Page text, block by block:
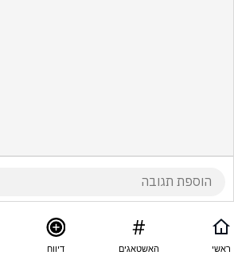
ראשי האשטאגים דיווח